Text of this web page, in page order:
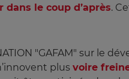
dans le coup d’après.
"GAFAM" sur le
plus voire